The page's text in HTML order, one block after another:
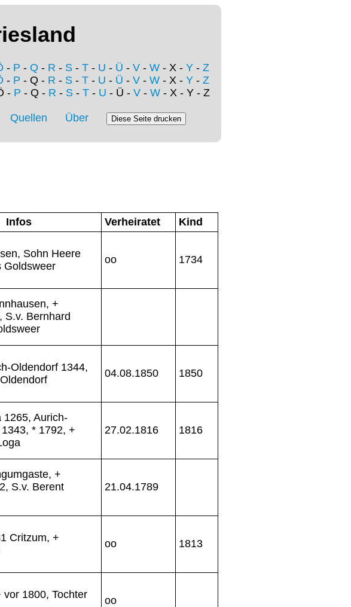
- P - Q - R - S - T - U - Ü - V - W - X - Y - Z
- P - Q - R - S - T - U - Ü - V - W - X - Y - Z
- P - Q - R - S- T- U - Ü - V- W- X - Y - Z
Quellen Über
Infos Verheiratet
Kind
Sohn Heere
Goldsweer
oo 1734
+
S.v. Bernhard
Oldendorf 1344,
04.08.1850 1850
1265, Aurich-
* 1792, +
27.02.1816 1816
+
S.v. Berent
21.04.1789
Critzum, +
oo 1813
vor 1800, Tochter
oo